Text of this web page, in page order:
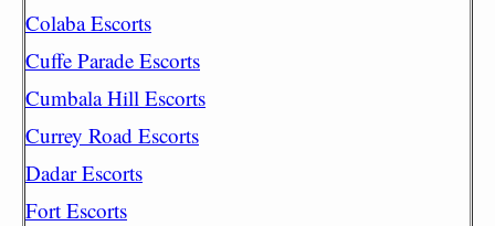
Colaba Escorts
Cuffe Parade Escorts
Cumbala Hill Escorts
Currey Road Escorts
Dadar Escorts
Fort Escorts